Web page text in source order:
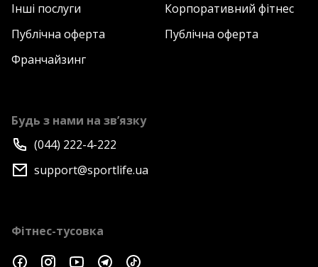
Інші послуги
Корпоративний фітнес
Публічна оферта
Публічна оферта
Франчайзинг
Будь з нами на зв’язку
(044) 222-4-222
support@sportlife.ua
Фітнес-тусовка